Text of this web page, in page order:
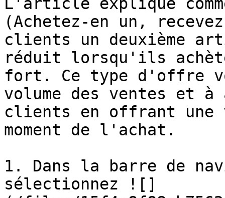
(Achetez-en un,
clients un deuxième
réduit lorsqu'ils
fort. Ce type d'offre
volume des ventes et
clients en offrant une
moment de l'achat.
1. Dans la barre de
sélectionnez ![]